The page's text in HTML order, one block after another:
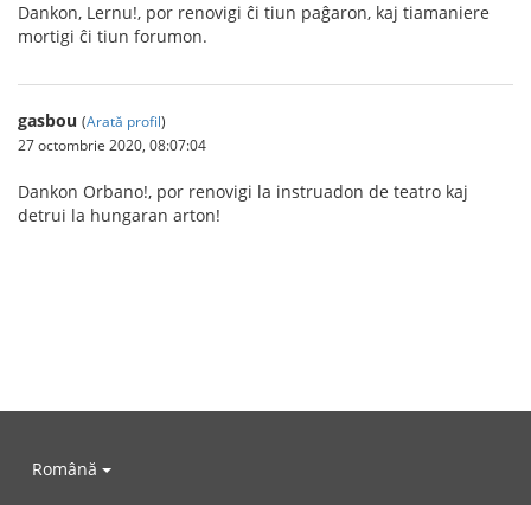
Dankon, Lernu!, por renovigi ĉi tiun paĝaron, kaj tiamaniere
mortigi ĉi tiun forumon.
gasbou (Arată profil)
27 octombrie 2020, 08:07:04
Dankon Orbano!, por renovigi la instruadon de teatro kaj
detrui la hungaran arton!
Română